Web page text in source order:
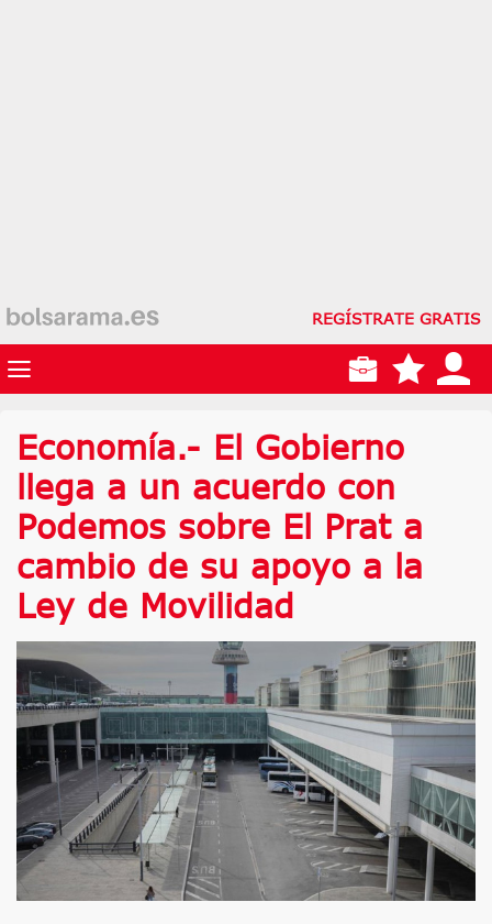
REGÍSTRATE GRATIS
Economía.- El Gobierno
llega a un acuerdo con
Podemos sobre El Prat a
cambio de su apoyo a la
Ley de Movilidad